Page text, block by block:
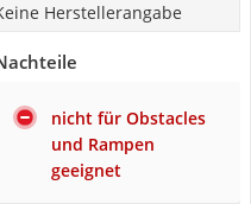
Herstellerangabe
nicht für Obstacles
und Rampen
geeignet